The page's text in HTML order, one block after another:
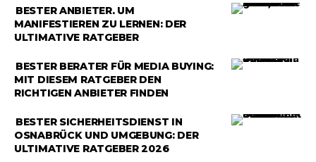
RATGEBER
BESTER ANBIETER, UM
MANIFESTIEREN ZU LERNEN: DER
ULTIMATIVE RATGEBER
RATGEBER
BESTER BERATER FÜR MEDIA BUYING:
MIT DIESEM RATGEBER DEN
RICHTIGEN ANBIETER FINDEN
RATGEBER
BESTER SICHERHEITSDIENST IN
OSNABRÜCK UND UMGEBUNG: DER
ULTIMATIVE RATGEBER 2026